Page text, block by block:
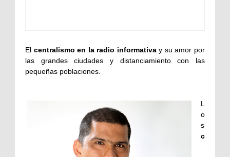
El centralismo en la radio informativay su amor por
las grandes ciudades y distanciamiento con las
pequeñas poblaciones.
L
o
s
c